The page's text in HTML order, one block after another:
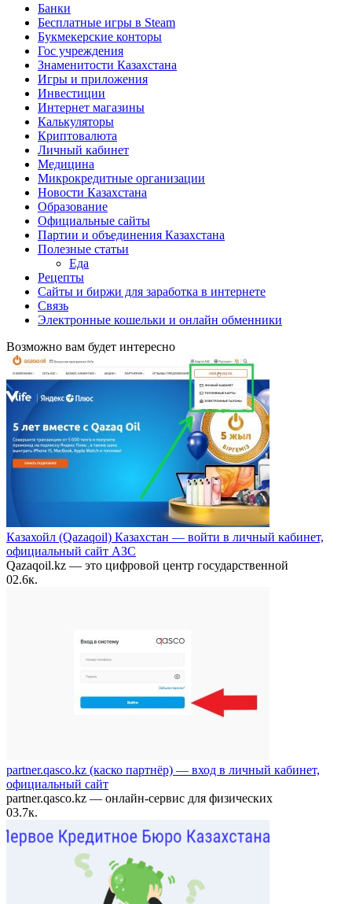
Банки
Бесплатные игры в Steam
Букмекерские конторы
Гос учреждения
Знаменитости Казахстана
Игры и приложения
Инвестиции
Интернет магазины
Калькуляторы
Криптовалюта
Личный кабинет
Медицина
Микрокредитные организации
Новости Казахстана
Образование
Официальные сайты
Партии и объединения Казахстана
Полезные статьи
Еда
Рецепты
Сайты и биржи для заработка в интернете
Связь
Электронные кошельки и онлайн обменники
Возможно вам будет интересно
Казахойл (Qazaqoil) Казахстан — войти в личный кабинет,
официальный сайт АЗС
Qazaqoil.kz — это цифровой центр государственной
02.6к.
partner.qasco.kz (каско партнёр) — вход в личный кабинет,
официальный сайт
partner.qasco.kz — онлайн-сервис для физических
03.7к.